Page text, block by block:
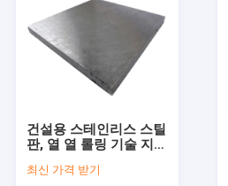
우리에 대하여
공장 여행
건설용 스테인리스 스틸
판, 열 열 롤링 기술 지불
최신 가격 받기